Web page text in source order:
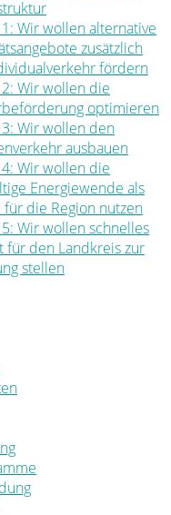
Wir wollen alternative
zusätzlich
fördern
Wir wollen die
optimieren
Wir wollen den
ausbauen
Wir wollen die
Energiewende als
für die Region nutzen
Wir wollen schnelles
für den Landkreis zur
stellen